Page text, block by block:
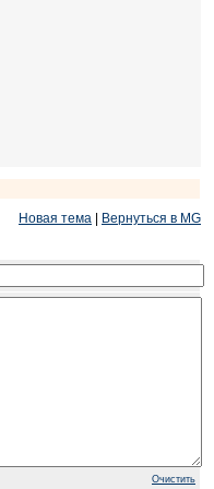
Новая тема Вернуться в MG
Очистить